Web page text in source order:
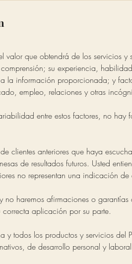
valor que obtendrá de los servicios
su experiencia,
la información proporcionada; y
empleo, relaciones y otras
entre estos factores, no
clientes anteriores que haya
de resultados futuros. Usted
no representan una indicación
haremos afirmaciones o
correcta aplicación por su parte.
y todos los productos y servicios del
de desarrollo personal y